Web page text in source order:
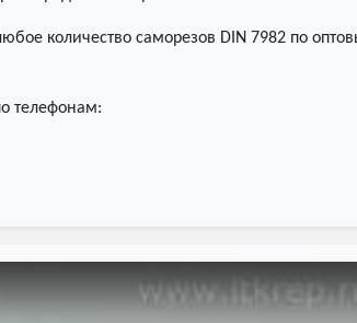
количество саморезов DIN 7982 по
телефонам: